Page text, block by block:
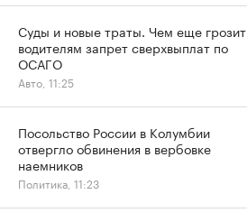
Суды и новые траты. Чем еще грозит
водителям запрет сверхвыплат по
ОСАГО
Авто, 11:25
Посольство России в Колумбии
отвергло обвинения в вербовке
наемников
Политика, 11:23